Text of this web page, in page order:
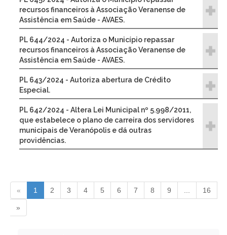
recursos financeiros à Associação Veranense de
Assistência em Saúde - AVAES.
PL 644/2024 - Autoriza o Município repassar
recursos financeiros à Associação Veranense de
Assistência em Saúde - AVAES.
PL 643/2024 - Autoriza abertura de Crédito
Especial.
PL 642/2024 - Altera Lei Municipal nº 5.998/2011,
que estabelece o plano de carreira dos servidores
municipais de Veranópolis e dá outras
providências.
« 1 2 3 4 5 6 7 8 9 16
»